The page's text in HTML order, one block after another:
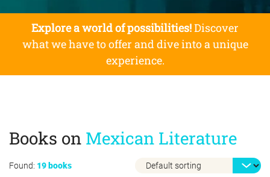
Explore a world of possibilities!Discover
what we have to offer and dive into a unique
experience.
Found: 19 books
Books on Mexican Literature